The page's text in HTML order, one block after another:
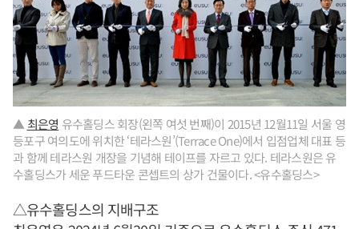
▲ 최은영 유수홀딩스 회장(왼쪽 여섯 번째)이 2015년 12월11일 서울 영
등포구 여의도에 위치한 ‘테라스원’(Terrace One)에서 입점업체 대표 등
과 함께 테라스원 개장을 기념해 테이프를 자르고 있다. 테라스원은 유
수홀딩스가 세운 푸드타운 콘셉트의 상가 건물이다. <유수홀딩스>
△유수홀딩스의 지배구조